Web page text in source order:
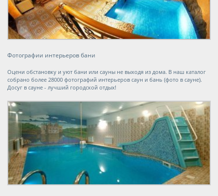
Фотографии интерьеров бани
Оцени обстановку и уют бани или сауны не выходя из дома. В наш каталог
собрано более 28000 фотографий интерьеров саун и бань (фото в сауне).
Досуг в сауне - лучший городской отдых!